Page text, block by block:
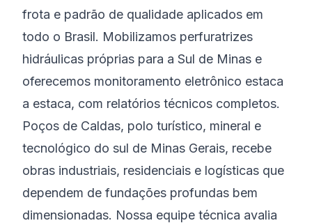
frota e padrão de qualidade aplicados em
todo o Brasil. Mobilizamos perfuratrizes
hidráulicas próprias para a Sul de Minas e
oferecemos monitoramento eletrônico estaca
a estaca, com relatórios técnicos completos.
Poços de Caldas, polo turístico, mineral e
tecnológico do sul de Minas Gerais, recebe
obras industriais, residenciais e logísticas que
dependem de fundações profundas bem
dimensionadas. Nossa equipe técnica avalia